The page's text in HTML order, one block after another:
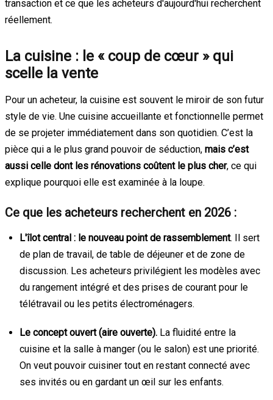
transaction et ce que les acheteurs d'aujourd'hui recherchent
réellement.
La cuisine : le « coup de cœur » qui
scelle la vente
Pour un acheteur, la cuisine est souvent le miroir de son futur
style de vie. Une cuisine accueillante et fonctionnelle permet
de se projeter immédiatement dans son quotidien. C’est la
pièce qui a le plus grand pouvoir de séduction, mais c’est
aussi celle dont les rénovations coûtent le plus cher, ce qui
explique pourquoi elle est examinée à la loupe.
Ce que les acheteurs recherchent en 2026 :
L'îlot central : le nouveau point de rassemblement. Il sert
de plan de travail, de table de déjeuner et de zone de
discussion. Les acheteurs privilégient les modèles avec
du rangement intégré et des prises de courant pour le
télétravail ou les petits électroménagers.
Le concept ouvert (aire ouverte). La fluidité entre la
cuisine et la salle à manger (ou le salon) est une priorité.
On veut pouvoir cuisiner tout en restant connecté avec
ses invités ou en gardant un œil sur les enfants.